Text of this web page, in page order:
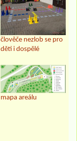
člověče nezlob se pro
děti i dospělé
mapa areálu